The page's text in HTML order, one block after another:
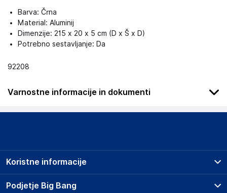
Barva: Črna
Material: Aluminij
Dimenzije: 215 x 20 x 5 cm (D x Š x D)
Potrebno sestavljanje: Da
92208
Varnostne informacije in dokumenti
Podatki o proizvajalcu
vidaXL
The Netherlands
Podjetje Big Bang
Koristne informacije
Prodajna mesta